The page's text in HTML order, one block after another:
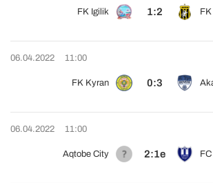
FK Igilik 1:2
06.04.2022 11:00
FK Kyran 0:3
06.04.2022 11:00
Aqtobe City 2:1e